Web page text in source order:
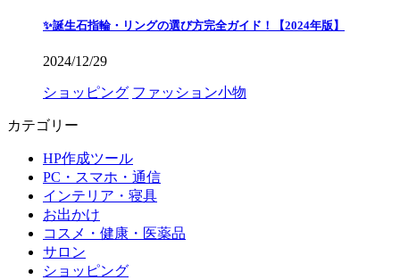
✨誕生石指輪・リングの選び方完全ガイド！【2024年版】
2024/12/29
ショッピング ファッション小物
カテゴリー
HP作成ツール
PC・スマホ・通信
インテリア・寝具
お出かけ
コスメ・健康・医薬品
サロン
ショッピング